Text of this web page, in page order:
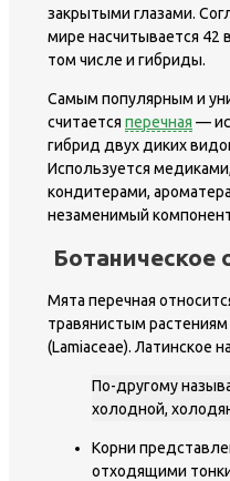
закрытыми глазами.
мире насчитывается 42
том числе и гибриды.
Самым популярным и
считается перечная —
гибрид двух диких
Используется
кондитерами,
незаменимый
Ботаническое
Мята перечная
травянистым
(Lamiaceae). Латинское
По-другому
холодной,
Корни
отходящими